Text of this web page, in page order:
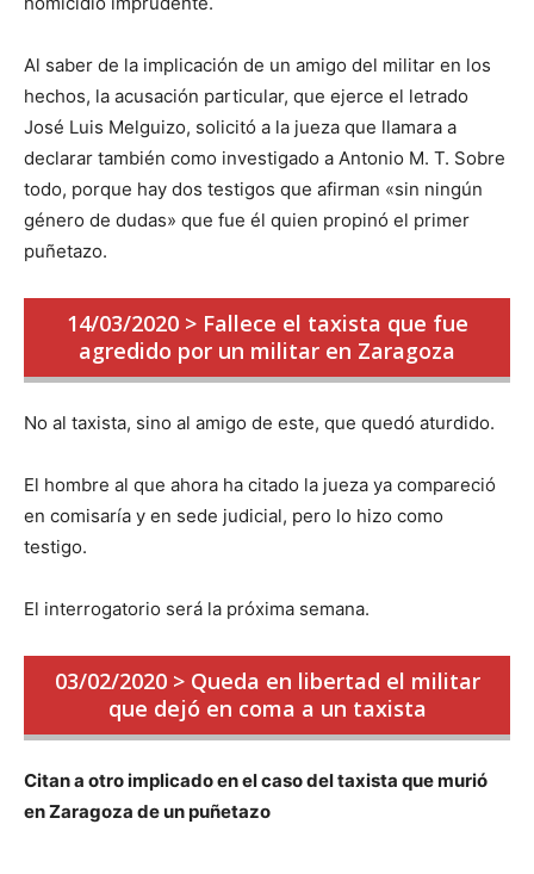
Al saber de la implicación de un amigo del militar en los
hechos, la acusación particular, que ejerce el letrado
José Luis Melguizo, solicitó a la jueza que llamara a
declarar también como investigado a Antonio M. T. Sobre
todo, porque hay dos testigos que afirman «sin ningún
género de dudas» que fue él quien propinó el primer
puñetazo.
14/03/2020 > Fallece el taxista que fue
agredido por un militar en Zaragoza
No al taxista, sino al amigo de este, que quedó aturdido.
El hombre al que ahora ha citado la jueza ya compareció
en comisaría y en sede judicial, pero lo hizo como
testigo.
El interrogatorio será la próxima semana.
03/02/2020 > Queda en libertad el militar
que dejó en coma a un taxista
Citan a otro implicado en el caso del taxista que murió
en Zaragoza de un puñetazo